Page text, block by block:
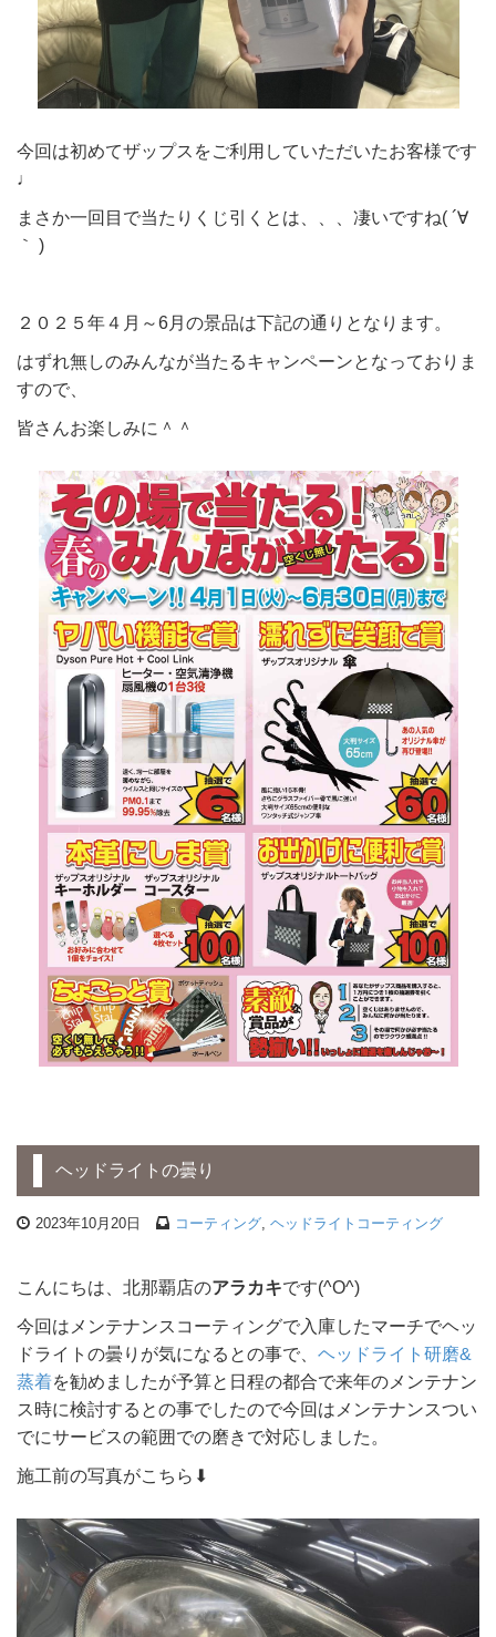
今回は初めてザップスをご利用していただいたお客様です
♩
まさか一回目で当たりくじ引くとは、、、凄いですね( ´∀
｀ )
２０２５年４月～6月の景品は下記の通りとなります。
はずれ無しのみんなが当たるキャンペーンとなっておりま
すので、
皆さんお楽しみに＾＾
ヘッドライトの曇り
2023年10月20日 コーティング, ヘッドライトコーティング
こんにちは、北那覇店のアラカキです(^O^)
今回はメンテナンスコーティングで入庫したマーチでヘッ
ドライトの曇りが気になるとの事で、 ヘッドライト研磨&
蒸着を勧めましたが予算と日程の都合で来年のメンテナン
ス時に検討するとの事でしたので今回はメンテナンスつい
でにサービスの範囲での磨きで対応しました。
施工前の写真がこちら⬇︎